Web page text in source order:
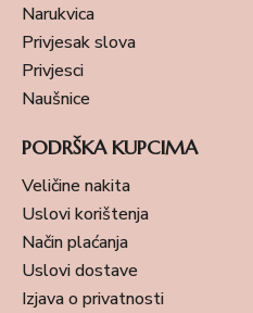
Narukvica
Privjesak slova
Privjesci
Naušnice
PODRŠKA KUPCIMA
Veličine nakita
Uslovi korištenja
Način plaćanja
Uslovi dostave
Izjava o privatnosti